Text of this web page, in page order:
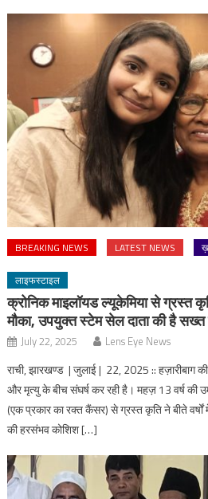
BREAKING NEWS LATEST NEWS
लाइफस्टाइल
क्रोनिक माइलॉयड ल्यूकेमिया से ग्रस्त
मौका, उपयुक्त स्टेम सेल दाता की है
July 22, 2025 Lens Eye News
राची, झारखण्ड | जुलाई | 22, 2025 :: हज़ारीबाग
और मृत्यु के बीच संघर्ष कर रही है। महज़ 13 वर्ष की
(एक प्रकार का रक्त कैंसर) से ग्रस्त कृति ने बीते
की हरसंभव कोशिश […]